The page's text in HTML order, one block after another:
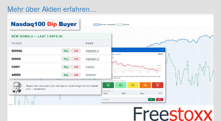
Mehr über Aktien erfahren…